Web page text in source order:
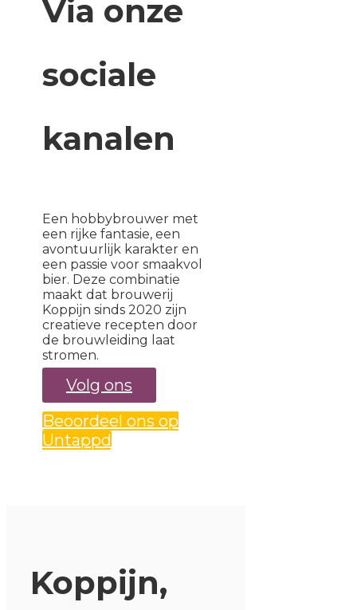
Via onze
sociale
kanalen
Een hobbybrouwer met
een rijke fantasie, een
avontuurlijk karakter en
een passie voor smaakvol
bier. Deze combinatie
maakt dat brouwerij
Koppijn sinds 2020 zijn
creatieve recepten door
de brouwleiding laat
stromen.
Volg ons
Beoordeel ons op
Untappd
Koppijn,